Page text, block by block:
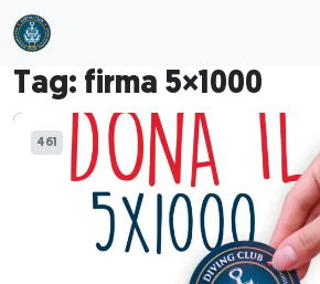
Skip to main content
Tag: firma 5×1000
461